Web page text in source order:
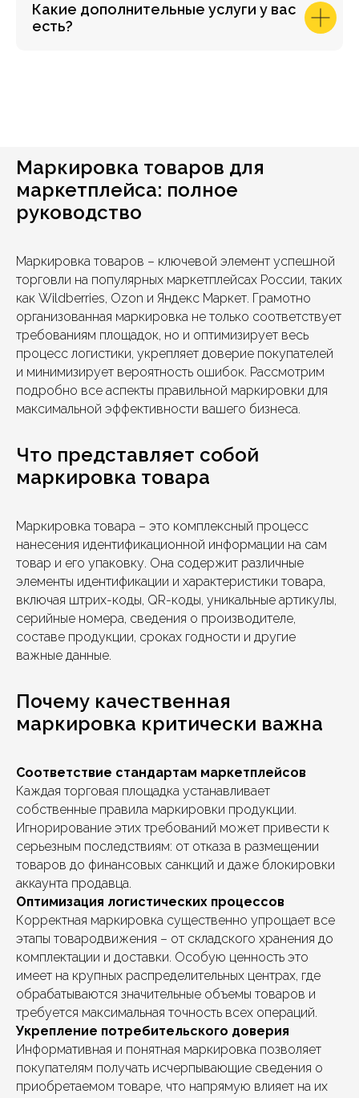
Какие дополнительные услуги у вас
есть?
Маркировка товаров для
маркетплейса: полное
руководство
Маркировка товаров – ключевой элемент успешной
торговли на популярных маркетплейсах России, таких
как Wildberries, Ozon и Яндекс Маркет. Грамотно
организованная маркировка не только соответствует
требованиям площадок, но и оптимизирует весь
процесс логистики, укрепляет доверие покупателей
и минимизирует вероятность ошибок. Рассмотрим
подробно все аспекты правильной маркировки для
максимальной эффективности вашего бизнеса.
Что представляет собой
маркировка товара
Маркировка товара – это комплексный процесс
нанесения идентификационной информации на сам
товар и его упаковку. Она содержит различные
элементы идентификации и характеристики товара,
включая штрих-коды, QR-коды, уникальные артикулы,
серийные номера, сведения о производителе,
составе продукции, сроках годности и другие
важные данные.
Почему качественная
маркировка критически важна
Соответствие стандартам маркетплейсов
Каждая торговая площадка устанавливает
собственные правила маркировки продукции.
Игнорирование этих требований может привести к
серьезным последствиям: от отказа в размещении
товаров до финансовых санкций и даже блокировки
аккаунта продавца.
Оптимизация логистических процессов
Корректная маркировка существенно упрощает все
этапы товародвижения – от складского хранения до
комплектации и доставки. Особую ценность это
имеет на крупных распределительных центрах, где
обрабатываются значительные объемы товаров и
требуется максимальная точность всех операций.
Укрепление потребительского доверия
Информативная и понятная маркировка позволяет
покупателям получать исчерпывающие сведения о
приобретаемом товаре, что напрямую влияет на их